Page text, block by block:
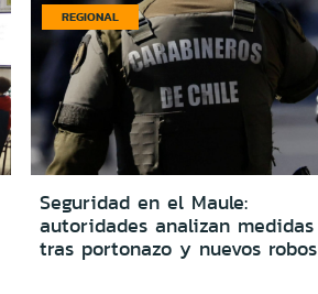
REGIONAL
Seguridad en el Maule:
autoridades analizan medidas
tras portonazo y nuevos robos